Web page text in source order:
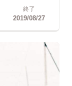
終了
2019/08/27